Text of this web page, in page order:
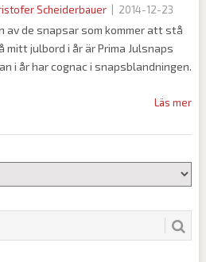
Scheiderbauer 2014-12-23
av de snapsar som kommer att stå
mitt julbord i år är Prima Julsnaps
i år har cognac i snapsblandningen.
Läs mer